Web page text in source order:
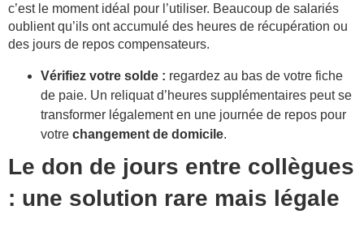
c’est le moment idéal pour l’utiliser. Beaucoup de salariés
oublient qu’ils ont accumulé des heures de récupération ou
des jours de repos compensateurs.
Vérifiez votre solde : regardez au bas de votre fiche
de paie. Un reliquat d’heures supplémentaires peut se
transformer légalement en une journée de repos pour
votre changement de domicile.
Le don de jours entre collègues
: une solution rare mais légale